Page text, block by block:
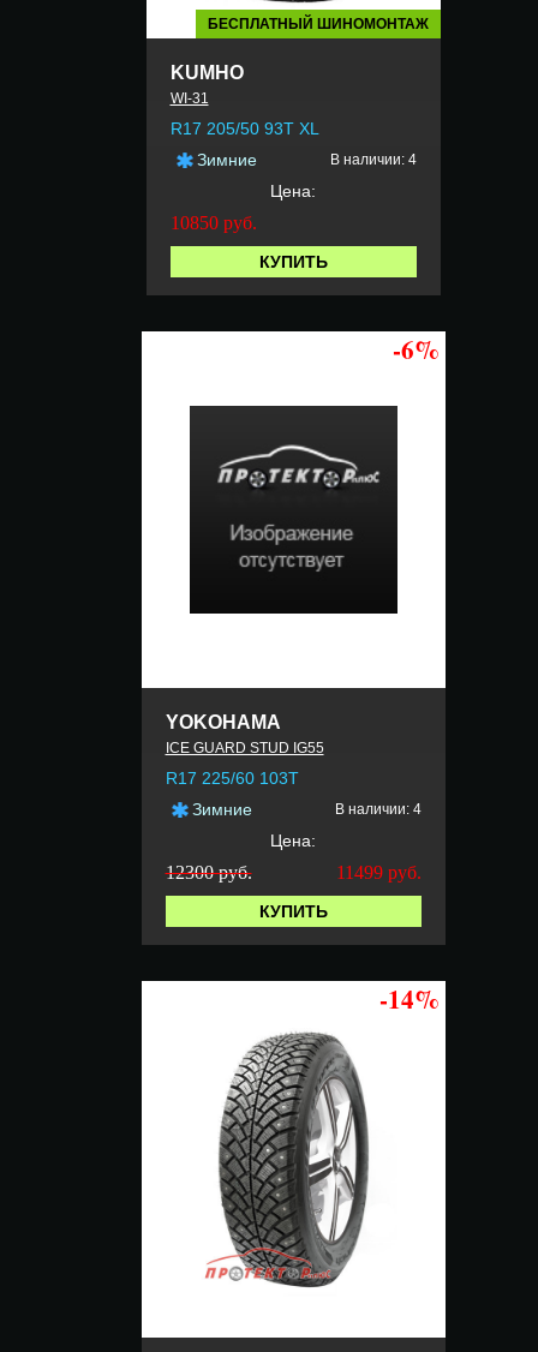
БЕСПЛАТНЫЙ ШИНОМОНТАЖ
KUMHO
WI-31
R17 205/50 93T XL
Зимние
В наличии: 4
Цена:
10850 руб.
КУПИТЬ
-6%
YOKOHAMA
ICE GUARD STUD IG55
R17 225/60 103T
Зимние
В наличии: 4
Цена:
12300 руб. 11499 руб.
КУПИТЬ
-14%